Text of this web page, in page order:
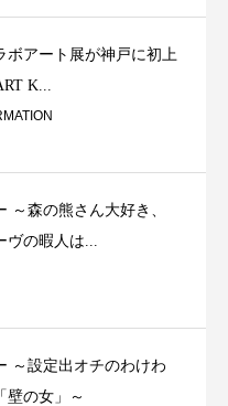
ボアート展が神戸に初上
K...
～森の熊さん大好き、
の暇人は...
～設定出オチのわけわ
壁の女」～